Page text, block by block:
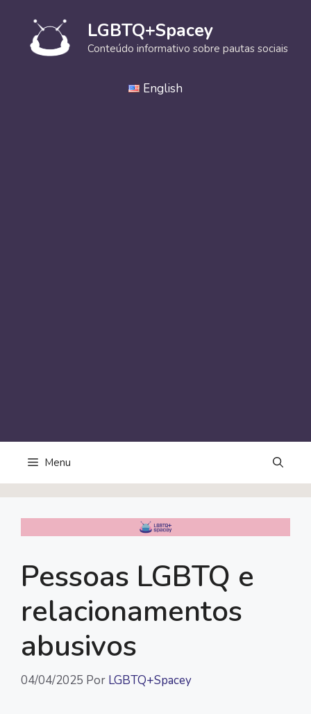
conteúdo
LGBTQ+Spacey
Conteúdo informativo sobre pautas sociais
English
Menu
Pessoas LGBTQ e
relacionamentos
abusivos
04/04/2025 Por LGBTQ+Spacey